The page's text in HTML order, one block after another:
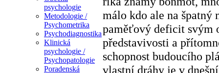
psychologie
Metodologie /
Psychometrika
Psychodiagnostika
Klinická
psychologie /
Psychopatologie
Poradenská
málo kdo ale na
paměťový deficit svým
představivosti a
schopnost budoucího
vlastní dráhy je v